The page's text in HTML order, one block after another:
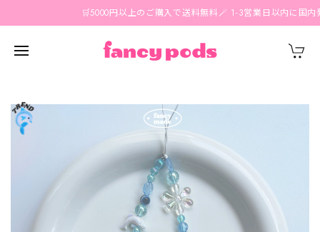
🛒5000円以上のご購入で送料無料🪄 1-3営業日以内に国内発